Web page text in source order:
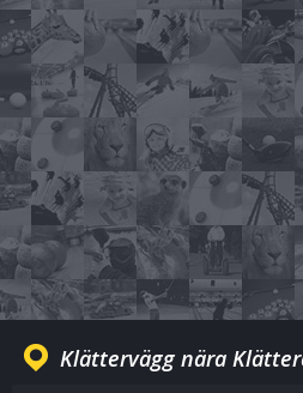
Klättervägg nära